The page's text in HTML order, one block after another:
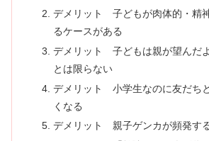
デメリット 子どもが肉体的・精
るケースがある
デメリット 子どもは親が望んだ
とは限らない
デメリット 小学生なのに友だち
くなる
デメリット 親子ゲンカが頻発す